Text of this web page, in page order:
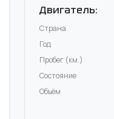
Двигатель:
Страна
Год
Пробег (км.)
Состояние
Объём